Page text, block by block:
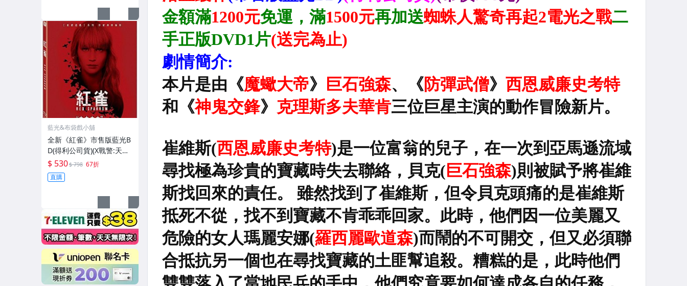
藍光&布袋戲小舖
全新《紅雀》市售版藍光B
D(得利公司貨)(X戰警:天啟.
母親.派特的幸福劇本.翻轉
幸福.飢餓遊戲.星際過客)珍
妮佛勞倫斯
$ 530$ 798 67折
直購